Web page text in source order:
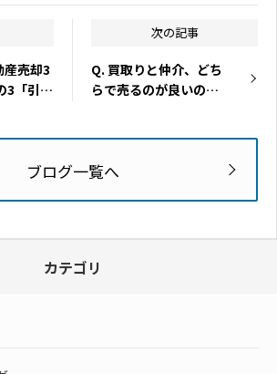
産売却3
3「引渡
次の記事
Q. 買取りと仲介、どち
らで売るのが良いので
ブログ一覧へ
カテゴリ